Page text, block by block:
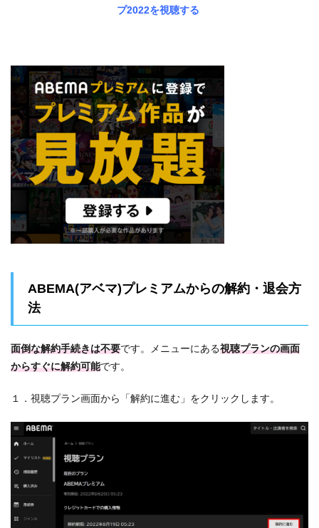
プ2022を視聴する
ABEMA(アベマ)プレミアムからの解約・退会方
法
面倒な解約手続きは不要です。メニューにある視聴プランの画面
からすぐに解約可能です。
１．視聴プラン画面から「解約に進む」をクリックします。